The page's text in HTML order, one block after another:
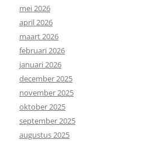
mei 2026
april 2026
maart 2026
februari 2026
januari 2026
december 2025
november 2025
oktober 2025
september 2025
augustus 2025